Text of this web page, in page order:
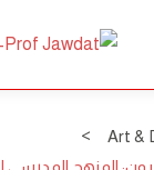
Art &
المنهج المدرسي